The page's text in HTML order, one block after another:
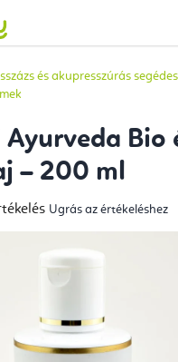
és akupresszúrás
Bio
– 200 ml
Ugrás az értékeléshez